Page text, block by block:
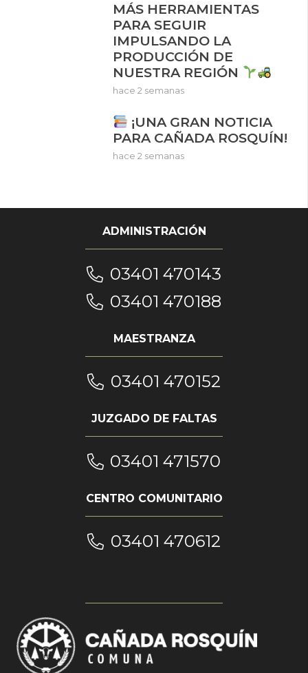
MÁS HERRAMIENTAS
PARA SEGUIR
IMPULSANDO LA
PRODUCCIÓN DE
NUESTRA REGIÓN
hace 2 semanas
¡UNA GRAN NOTICIA
PARA CAÑADA ROSQUÍN!
hace 2 semanas
ADMINISTRACIÓN
03401 470143
03401 470188
MAESTRANZA
03401 470152
JUZGADO DE FALTAS
03401 471570
CENTRO COMUNITARIO
03401 470612